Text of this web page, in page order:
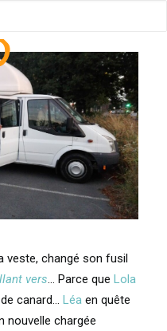
veste, changé son fusil
vers… Parce que Lola
canard… Léa en quête
nouvelle chargée